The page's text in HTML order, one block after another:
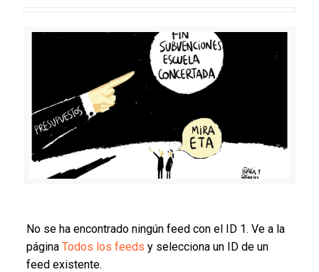
No se ha encontrado ningún feed con el ID 1. Ve a la
página Todos los feeds y selecciona un ID de un
feed existente.